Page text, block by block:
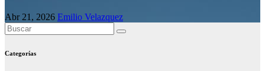
Abr 21, 2026 Emilio Velazquez
Categorías